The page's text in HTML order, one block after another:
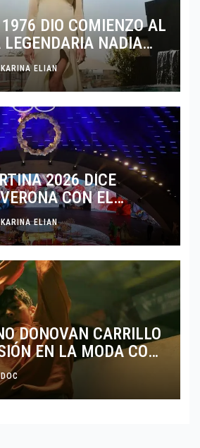
DIO COMIENZO AL
NADIA
KARINA ELIAN
2026 DICE
CON EL
LA MODA ALPINA
KARINA ELIAN
DONOVAN CARRILLO
EN LA MODA CON
DOC